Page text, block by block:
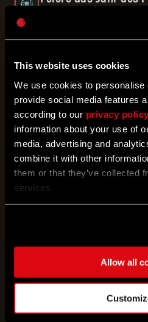
This website uses cookies
We use cookies to personalise
provide social media features
according to our privacy policy
information about your use of
media, advertising and
combine it with other
them or that they’ve collected
services.
Allow all
Sammle rote Umschläge,
verdiene exklusive Prämien.
02/12/2026
sind wieder da!
Feiern Sie das 11. Jubiläum
auf Rangstufe Gold!